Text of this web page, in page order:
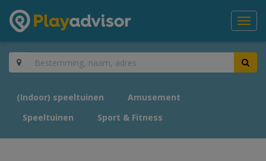
(Indoor) speeltuinen
Amusement
Speeltuinen
Sport & Fitness